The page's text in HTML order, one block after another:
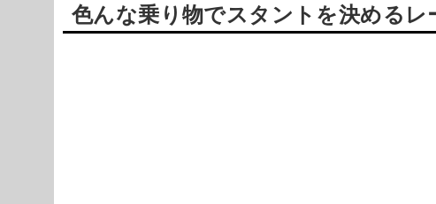
色んな乗り物でスタントを決める